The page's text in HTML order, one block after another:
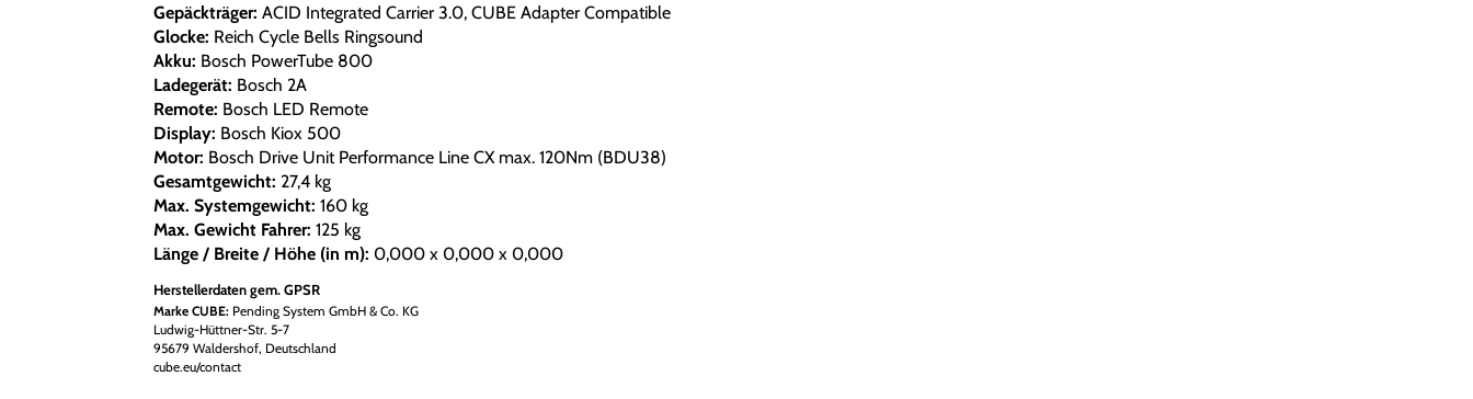
Gepäckträger: ACID Integrated Carrier 3.0, CUBE Adapter Compatible
Glocke: Reich Cycle Bells Ringsound
Akku: Bosch PowerTube 800
Ladegerät: Bosch 2A
Remote: Bosch LED Remote
Display: Bosch Kiox 500
Motor: Bosch Drive Unit Performance Line CX max. 120Nm (BDU38)
Gesamtgewicht: 27,4 kg
Max. Systemgewicht: 160 kg
Max. Gewicht Fahrer: 125 kg
Länge / Breite / Höhe (in m): 0,000 x 0,000 x 0,000
Herstellerdaten gem. GPSR
Marke CUBE:Pending System GmbH & Co. KG
Ludwig-Hüttner-Str. 5-7
95679 Waldershof, Deutschland
cube.eu/contact